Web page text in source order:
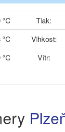
°C Tlak:
°C Vlhkost:
°C Vítr: